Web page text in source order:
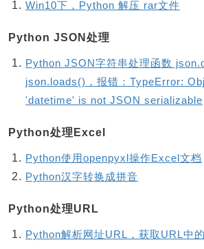
Win10下，Python 解压 rar文件
Python JSON处理
Python JSON字符串处理函数
json.loads()，报错：TypeError:
'datetime' is not JSON serializable
Python处理Excel
Python使用openpyxl操作Excel文档
Python汉字转换成拼音
Python处理URL
Python解析网址URL，获取URL中